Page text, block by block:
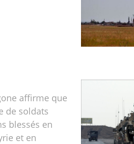
affirme que
de soldats
blessés en
et en